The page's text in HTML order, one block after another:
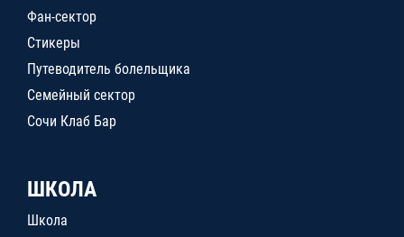
Фан-сектор
Стикеры
Путеводитель болельщика
Семейный сектор
Сочи Клаб Бар
ШКОЛА
Школа